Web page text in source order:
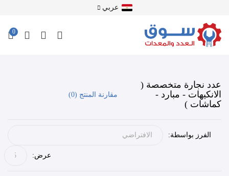
عربي
0
عدد نجارة متخصصة (
الانكيهات - مبارد -
كماشات )
مقارنة المنتج (0)
الفرز بواسطة:
عرض: